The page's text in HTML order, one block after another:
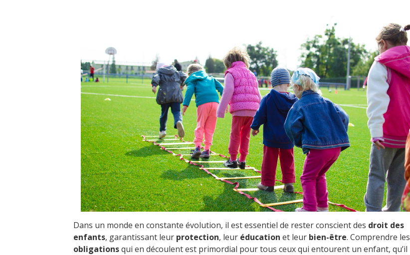
Dans un monde en constante évolution, il est essentiel de rester conscient des droit des
enfants, garantissant leur protection, leur éducation et leur bien-être. Comprendre les
obligationsqui en découlent est primordial pour tous ceux qui entourent un enfant, qu’il